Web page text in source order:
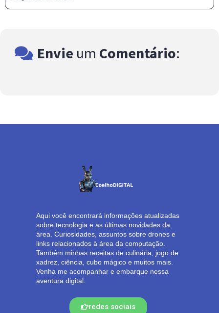
Envie um Comentário:
Aqui você encontrará informações atualizadas
sobre tecnologia e as últimas novidades da
área. Curiosidades, assuntos sobre drones e
links relacionados à área da computação.
Também minhas receitas de culinária, jogo de
xadrez, ciência, cubo mágico e muitos mais.
Venha me acompanhar e embarque nessa
aventura digital.
redes sociais